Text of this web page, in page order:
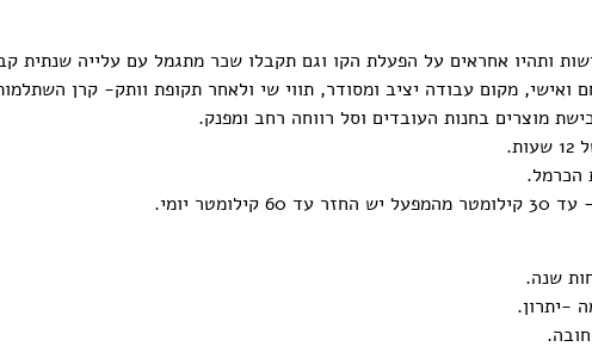
ותהיו אחראים על הפעלת הקו וגם תקבלו שכר מתגמל עם עלייה שנתית
ואישי, מקום עבודה יציב ומסודר, תווי שי ולאחר תקופת וותק- קרן
מוצרים בחנות העובדים וסל רווחה רחב ומפנק.
הכרמל.
יומי.
שנה.
-יתרון.